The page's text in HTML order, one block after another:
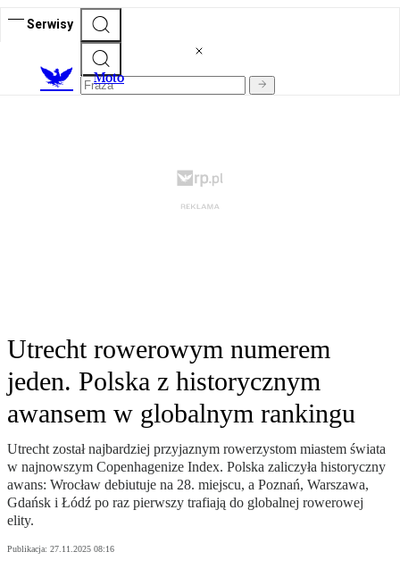
Serwisy
Moto
Utrecht rowerowym numerem
jeden. Polska z historycznym
awansem w globalnym rankingu
Utrecht został najbardziej przyjaznym rowerzystom miastem świata
w najnowszym Copenhagenize Index. Polska zaliczyła historyczny
awans: Wrocław debiutuje na 28. miejscu, a Poznań, Warszawa,
Gdańsk i Łódź po raz pierwszy trafiają do globalnej rowerowej
elity.
Publikacja: 27.11.2025 08:16